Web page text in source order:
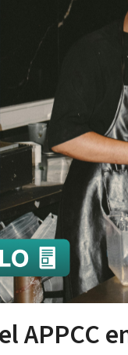
APPCC